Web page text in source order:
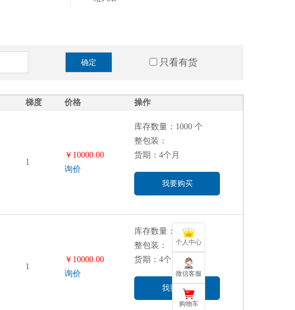
760 to 1100 nm
700 to 1100
320 to 1060 nm
PSD模块
感光面积：4×4 mm
感光面积：12×12 mm
780 to 1100 nm
灵敏度：0.5 A/W
感光面积：12 ×12 mm
确定 只看有货
梯度 价格 操作
1
￥10000.00
询价
库存数量：1000 个
整包装：
货期：4个月
我要购买
1
￥10000.00
询价
库存数量：1000 个
整包装：
货期：4个月
我要购买
个人中心
微信客服
购物车